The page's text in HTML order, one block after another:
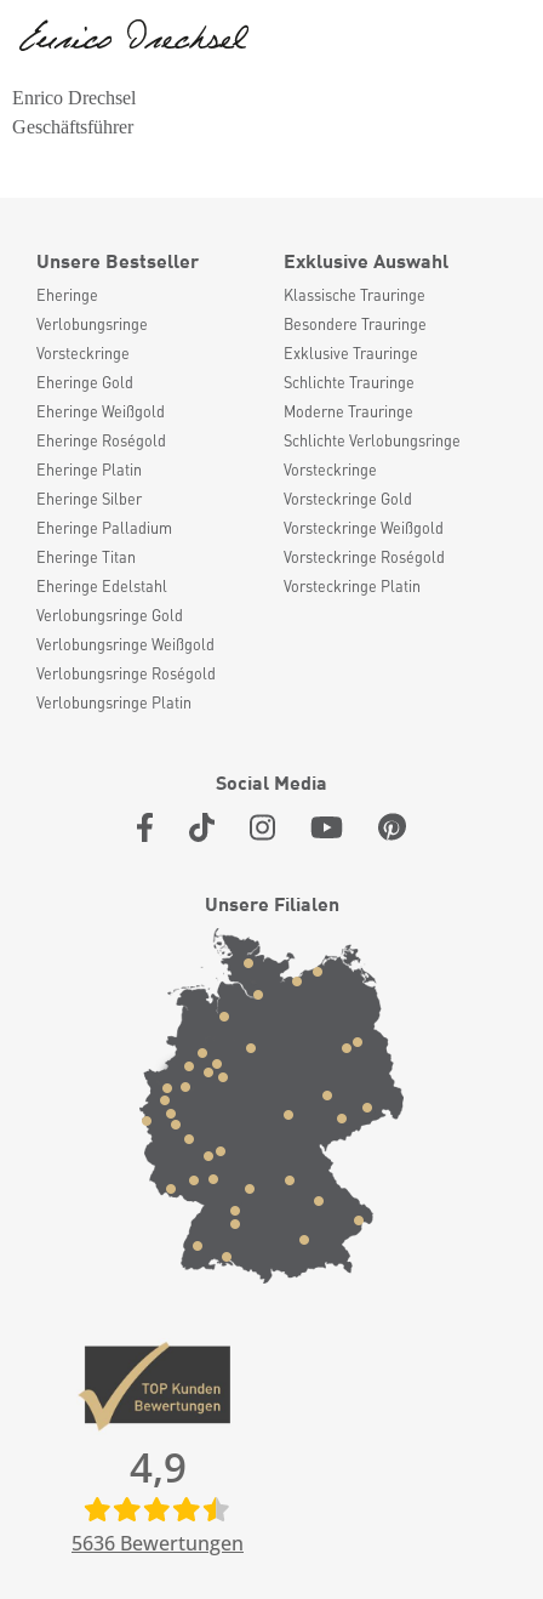
Enrico Drechsel
Geschäftsführer
Unsere Bestseller
Eheringe
Verlobungsringe
Vorsteckringe
Eheringe Gold
Eheringe Weißgold
Eheringe Roségold
Eheringe Platin
Eheringe Silber
Eheringe Palladium
Eheringe Titan
Eheringe Edelstahl
Verlobungsringe Gold
Verlobungsringe Weißgold
Verlobungsringe Roségold
Verlobungsringe Platin
Exklusive Auswahl
Klassische Trauringe
Besondere Trauringe
Exklusive Trauringe
Schlichte Trauringe
Moderne Trauringe
Schlichte Verlobungsringe
Vorsteckringe
Vorsteckringe Gold
Vorsteckringe Weißgold
Vorsteckringe Roségold
Vorsteckringe Platin
Social Media
Unsere Filialen
4,9
5636 Bewertungen